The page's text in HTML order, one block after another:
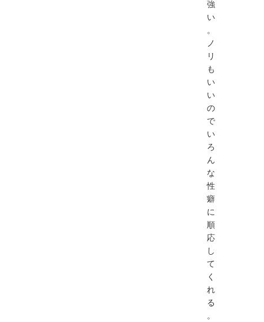
強
い
。
ノ
リ
も
い
い
の
で
い
ろ
ん
な
性
癖
に
順
応
し
て
く
れ
る
。